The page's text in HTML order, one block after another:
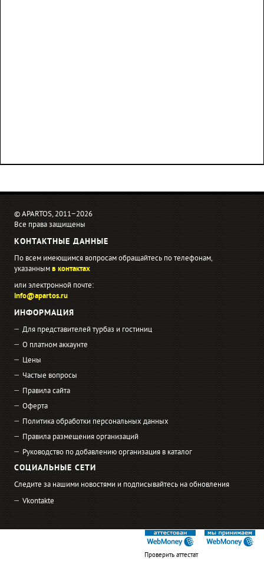
© APARTOS, 2011−2026
Все права защищены
КОНТАКТНЫЕ ДАННЫЕ
По всем имеющимся вопросам обращайтесь по телефонам,
указаннымв контактах
или электронной почте:
info@apartos.ru
ИНФОРМАЦИЯ
Для представителей турбаз и гостиниц
О платном аккаунте
Цены
Частые вопросы
Правила сайта
Оферта
Политика обработки персональных данных
Правила размещения организаций
Руководство по добавлению организация в каталог
СОЦИАЛЬНЫЕ СЕТИ
Следите за нашими новостями и подписывайтесь на обновления
Vkontakte
Проверить аттестат